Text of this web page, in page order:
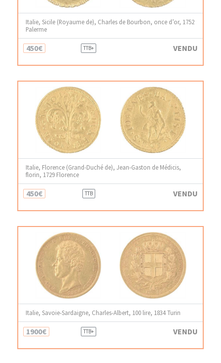
Italie, Sicile (Royaume de), Charles de Bourbon, once d’or, 1752
Palerme
450€ TTB+ VENDU
Italie, Florence (Grand-Duché de), Jean-Gaston de Médicis,
florin, 1729 Florence
450€ TTB VENDU
Italie, Savoie-Sardaigne, Charles-Albert, 100 lire, 1834 Turin
1900€ TTB+ VENDU